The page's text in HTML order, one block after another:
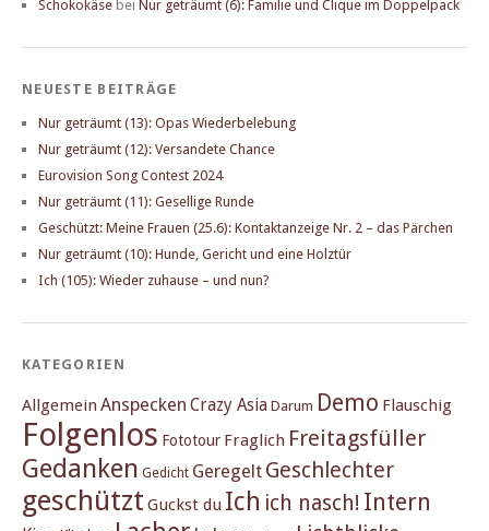
Schokokäse bei Nur geträumt (6): Familie und Clique im Doppelpack
NEUESTE BEITRÄGE
Nur geträumt (13): Opas Wiederbelebung
Nur geträumt (12): Versandete Chance
Eurovision Song Contest 2024
Nur geträumt (11): Gesellige Runde
Geschützt: Meine Frauen (25.6): Kontaktanzeige Nr. 2 – das Pärchen
Nur geträumt (10): Hunde, Gericht und eine Holztür
Ich (105): Wieder zuhause – und nun?
KATEGORIEN
Allgemein Anspecken Crazy Asia Darum Demo Flauschig
Folgenlos Fototour Fraglich Freitagsfüller
Gedanken Gedicht Geregelt Geschlechter
geschützt Guckst du Ich ich nasch! Intern